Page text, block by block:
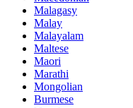
Malagasy
Malay
Malayalam
Maltese
Maori
Marathi
Mongolian
Burmese